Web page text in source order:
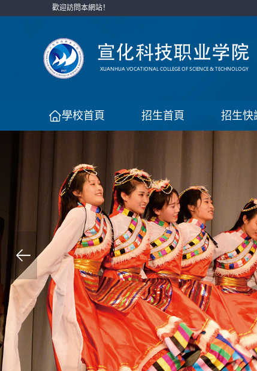
歡迎訪問本網站！
學校首頁 招生首頁 招生快